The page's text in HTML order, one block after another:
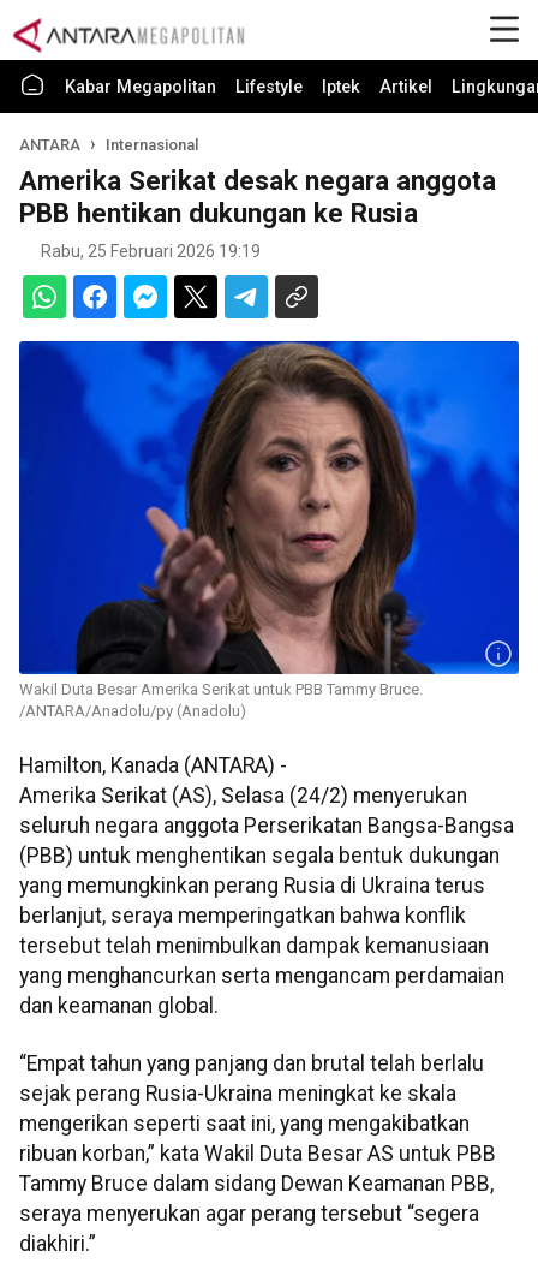
Kabar Megapolitan Lifestyle Iptek Artikel
ANTARA Internasional
Amerika Serikat desak negara anggota
PBB hentikan dukungan ke Rusia
Rabu, 25 Februari 2026 19:19
Wakil Duta Besar Amerika Serikat untuk PBB Tammy Bruce.
/ANTARA/Anadolu/py (Anadolu)
Hamilton, Kanada (ANTARA) -
Amerika Serikat (AS), Selasa (24/2) menyerukan
seluruh negara anggota Perserikatan Bangsa-Bangsa
(PBB) untuk menghentikan segala bentuk dukungan
yang memungkinkan perang Rusia di Ukraina terus
berlanjut, seraya memperingatkan bahwa konflik
tersebut telah menimbulkan dampak kemanusiaan
yang menghancurkan serta mengancam perdamaian
dan keamanan global.
“Empat tahun yang panjang dan brutal telah berlalu
sejak perang Rusia-Ukraina meningkat ke skala
mengerikan seperti saat ini, yang mengakibatkan
ribuan korban,” kata Wakil Duta Besar AS untuk PBB
Tammy Bruce dalam sidang Dewan Keamanan PBB,
seraya menyerukan agar perang tersebut “segera
diakhiri.”